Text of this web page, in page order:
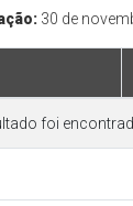
30 de
foi